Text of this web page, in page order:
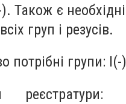
).Також є
груп і резусів.
потрібні групи: I(-
реєстратури: